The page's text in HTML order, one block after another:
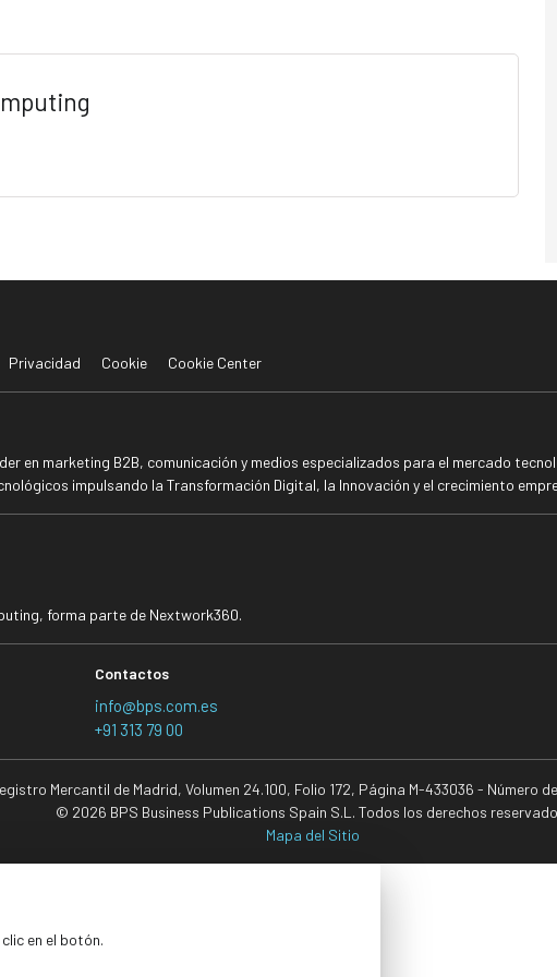
Privacidad Cookie Cookie Center
en marketing B2B, comunicación y medios especializados para el mercado
impulsando la Transformación Digital, la Innovación y el crecimiento
forma parte de Nextwork360.
Contactos
info@bps.com.es
+91 313 79 00
Mercantil de Madrid, Volumen 24.100, Folio 172, Página M-433036 - Número
© 2026 BPS Business Publications Spain S.L. Todos los derechos
Mapa del Sitio
en el botón.